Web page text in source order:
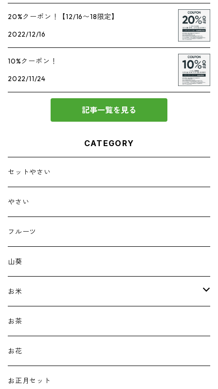
20%クーポン！【12/16〜18限定】
2022/12/16
10%クーポン！
2022/11/24
記事一覧を見る
CATEGORY
セットやさい
やさい
フルーツ
山葵
お米
新米
古代米
白米
お茶
お花
お正月セット